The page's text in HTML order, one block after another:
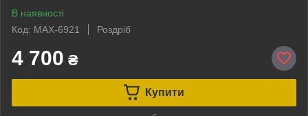
В наявності
Код: MAX-6921
Роздріб
4 700 ₴
Купити